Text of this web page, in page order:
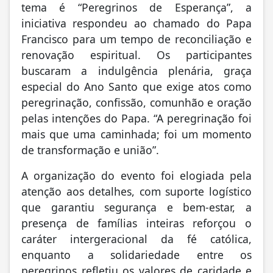
pelas intenções do Papa. “A peregrinação foi
mais que uma caminhada; foi um momento
de transformação e união”.
A organização do evento foi elogiada pela
atenção aos detalhes, com suporte logístico
que garantiu segurança e bem-estar, a
presença de famílias inteiras reforçou o
caráter intergeracional da fé católica,
enquanto a solidariedade entre os
peregrinos refletiu os valores de caridade e
justiça enfatizados pelo Jubileu.
“Que a fé e a comunhão vistas aqui inspirem
outras comunidades”, para os peregrinos de
Iporã, a jornada de 3 de maio foi um
lembrete de que, mesmo em longos
caminhos, a luz da fé ilumina cada passo.